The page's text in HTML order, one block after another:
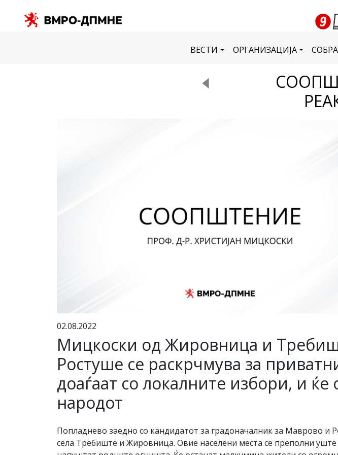
ВЕСТИ ОРГАНИЗАЦИЈА
02.08.2022
Мицкоски од Жировница и
Ростуше се раскрчмува за
доаѓаат со локалните избори, и
народот
Попладнево заедно со кандидатот за градоначалник за Маврово
села Требиште и Жировница. Овие населени места се преполни